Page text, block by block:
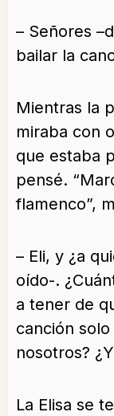
– Señores
bailar la
Mientras la
miraba con
que estaba
pensé.
flamenco”,
– Eli, y ¿a
oído-.
a tener de
canción
nosotros?
La Elisa se